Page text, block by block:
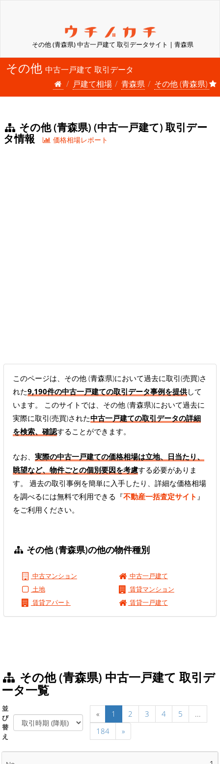
その他 (青森県) 中古一戸建て 取引データサイト | 青森県
その他 中古一戸建て 取引データ
戸建て相場
青森県 その他 (青森県)
その他 (青森県) (中古一戸建て) 取引デー
タ情報
価格相場レポート
このページは、その他 (青森県)において過去に取引(売買)さ
れた9,190件の中古一戸建ての取引データ事例を提供して
います。 このサイトでは、その他 (青森県)において過去に
実際に取引(売買)された中古一戸建ての取引データの詳細
を検索、確認することができます。
なお、 実際の中古一戸建ての価格相場は立地、日当たり、
眺望など、物件ごとの個別要因を考慮する必要がありま
す。 過去の取引事例を簡単に入手したり、詳細な価格相場
を調べるには無料で利用できる『不動産一括査定サイト 』
をご利用ください。
その他 (青森県)の他の物件種別
中古マンション
中古一戸建て
土地
賃貸マンション
賃貸アパート
賃貸一戸建て
その他 (青森県) 中古一戸建て 取引デ
ータ一覧
並
び
替
え
« 1 2 3 4 5
...
184
»